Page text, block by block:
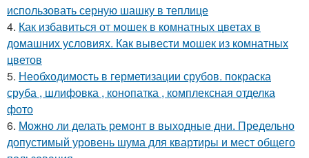
использовать серную шашку в теплице
4. Как избавиться от мошек в комнатных цветах в
домашних условиях. Как вывести мошек из комнатных
цветов
5. Необходимость в герметизации срубов. покраска
сруба , шлифовка , конопатка , комплексная отделка
фото
6. Можно ли делать ремонт в выходные дни. Предельно
допустимый уровень шума для квартиры и мест общего